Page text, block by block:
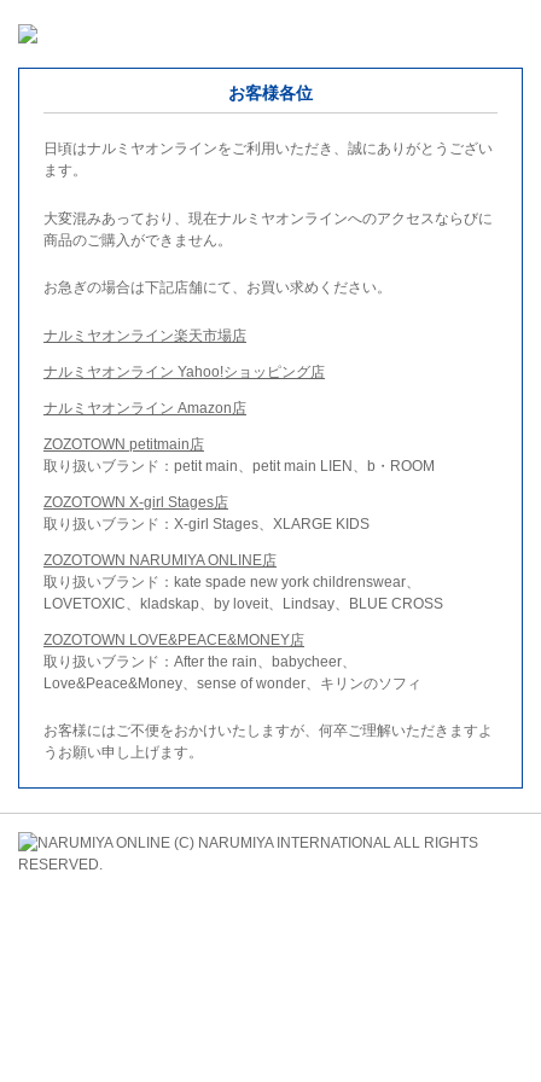
お客様各位
日頃はナルミヤオンラインをご利用いただき、誠にありがとうござい
ます。
大変混みあっており、現在ナルミヤオンラインへのアクセスならびに
商品のご購入ができません。
お急ぎの場合は下記店舗にて、お買い求めください。
ナルミヤオンライン楽天市場店
ナルミヤオンライン Yahoo!ショッピング店
ナルミヤオンライン Amazon店
ZOZOTOWN petitmain店
取り扱いブランド：petit main、petit main LIEN、b・ROOM
ZOZOTOWN X-girl Stages店
取り扱いブランド：X-girl Stages、XLARGE KIDS
ZOZOTOWN NARUMIYA ONLINE店
取り扱いブランド：kate spade new york childrenswear、
LOVETOXIC、kladskap、by loveit、Lindsay、BLUE CROSS
ZOZOTOWN LOVE&PEACE&MONEY店
取り扱いブランド：After the rain、babycheer、
Love&Peace&Money、sense of wonder、キリンのソフィ
お客様にはご不便をおかけいたしますが、何卒ご理解いただきますよ
うお願い申し上げます。